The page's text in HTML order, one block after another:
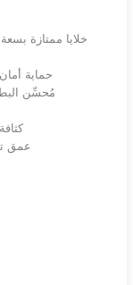
• حماية
•
• عمق تفريغ